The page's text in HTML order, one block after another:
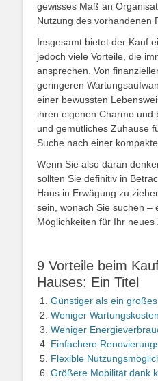
gewisses Maß an
Nutzung des vorhandenen
Insgesamt bietet der Kauf
jedoch viele Vorteile, die
ansprechen. Von
geringeren
einer bewussten
ihren eigenen Charme und
und gemütliches Zuhause
Suche nach einer
Wenn Sie also daran
sollten Sie definitiv in
Haus in Erwägung zu
sein, wonach Sie suchen –
Möglichkeiten für Ihr neues
9 Vorteile beim
Hauses: Ein Titel
Günstiger als ein
Weniger Wartungskosten
Weniger
Einfachere
Flexible
Größere Mobilität dank